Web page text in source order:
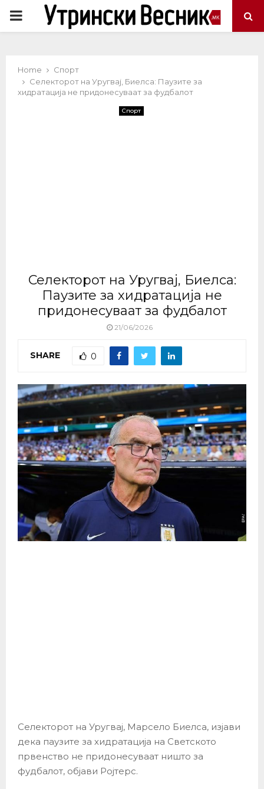
PRIMARY
Home
Спорт
Селекторот на Уругвај, Биелса: Паузите за
хидратација не придонесуваат за фудбалот
Спорт
Селекторот на Уругвај, Биелса:
Паузите за хидратација не
придонесуваат за фудбалот
21/06/2026
SHARE 0
Селекторот на Уругвај, Марсело Биелса, изјави
дека паузите за хидратација на Светското
првенство не придонесуваат ништо за
фудбалот, објави Ројтерс.